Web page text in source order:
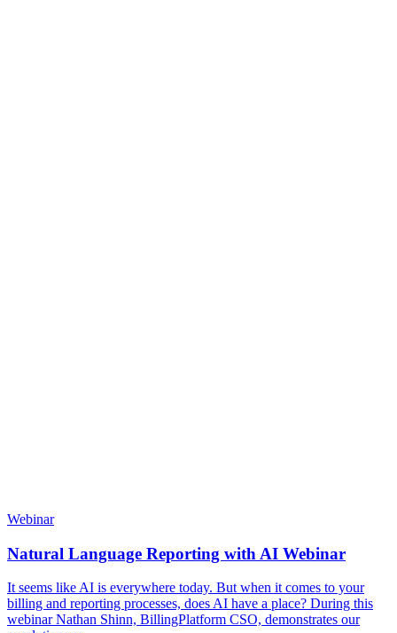
Webinar
Natural Language Reporting with AI Webinar
It seems like AI is everywhere today. But when it comes to your
billing and reporting processes, does AI have a place? During this
webinar Nathan Shinn, BillingPlatform CSO, demonstrates our